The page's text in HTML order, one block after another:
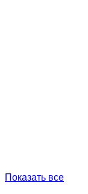
Показать все